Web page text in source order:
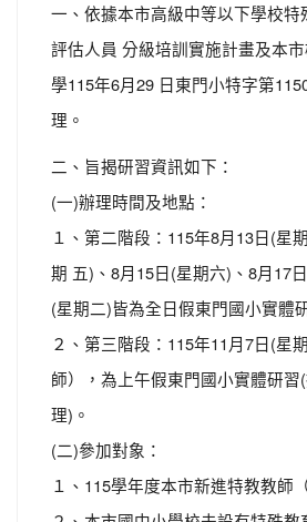
一、依據本市高級中等以下學校特
評估人員 分級培訓實施計畫及本
學115年6月29 日東門小特字第
理。
二、旨揭研習資訊如下：
(一)辦理時間及地點：
１、第二階段：115年8月13日(星
期 五)、8月15日(星期六)、8月17
(星期二)皆為全日假東門國小實體
２、第三階段：115年11月7日(星
師），為上午假東門國小實體研習
理)。
(二)參加對象：
１、115學年度本市新進特教教師